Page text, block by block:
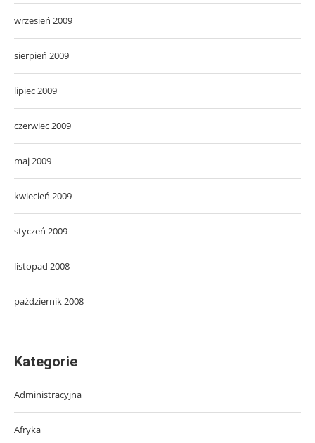
wrzesień 2009
sierpień 2009
lipiec 2009
czerwiec 2009
maj 2009
kwiecień 2009
styczeń 2009
listopad 2008
październik 2008
Kategorie
Administracyjna
Afryka